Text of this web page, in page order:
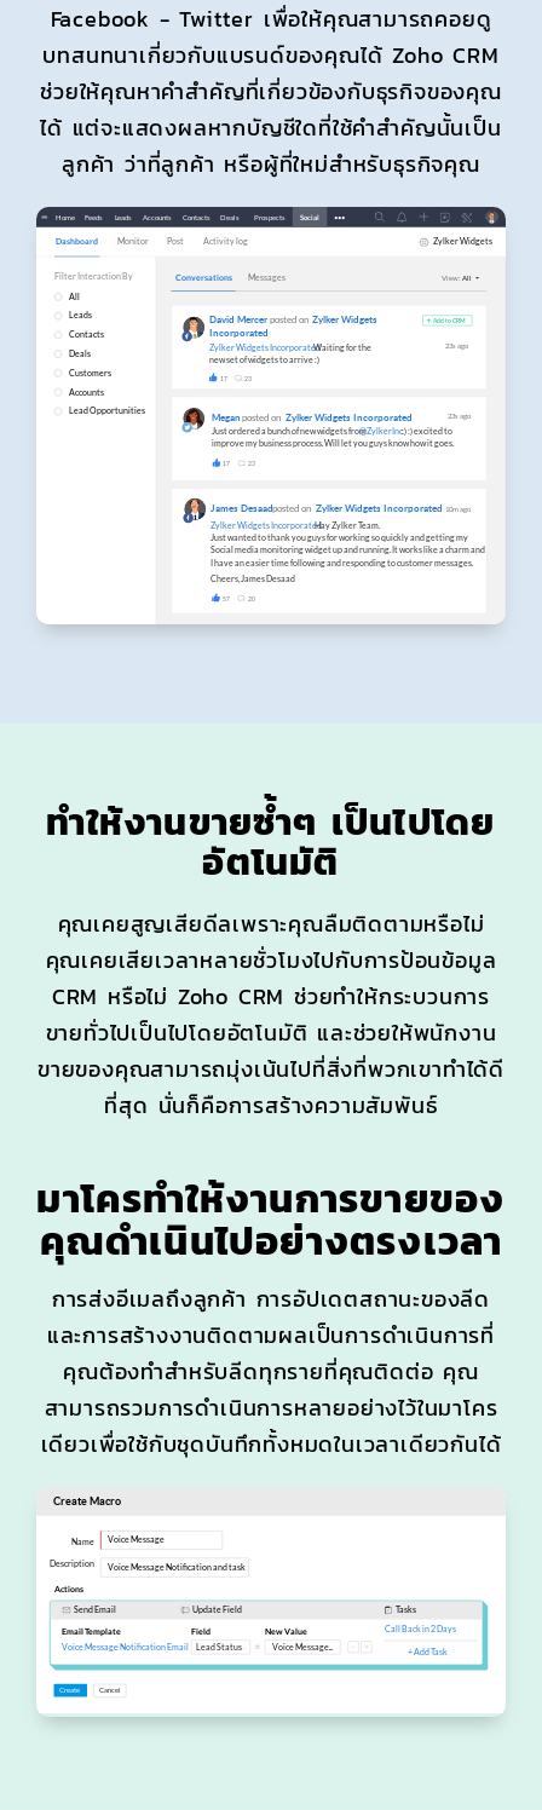
Facebook - Twitter เพื่อให้คุณสามารถคอยดู
บทสนทนาเกี่ยวกับแบรนด์ของคุณได้ Zoho CRM
ช่วยให้คุณหาคำสำคัญที่เกี่ยวข้องกับธุรกิจของคุณ
ได้ แต่จะแสดงผลหากบัญชีใดที่ใช้คำสำคัญนั้นเป็น
ลูกค้า ว่าที่ลูกค้า หรือผู้ที่ใหม่สำหรับธุรกิจคุณ
ทำให้งานขายซ้ำๆ เป็นไปโดย
อัตโนมัติ
คุณเคยสูญเสียดีลเพราะคุณลืมติดตามหรือไม่
คุณเคยเสียเวลาหลายชั่วโมงไปกับการป้อนข้อมูล
CRM หรือไม่ Zoho CRM ช่วยทำให้กระบวนการ
ขายทั่วไปเป็นไปโดยอัตโนมัติ และช่วยให้พนักงาน
ขายของคุณสามารถมุ่งเน้นไปที่สิ่งที่พวกเขาทำได้ดี
ที่สุด นั่นก็คือการสร้างความสัมพันธ์
มาโครทำให้งานการขายของ
คุณดำเนินไปอย่างตรงเวลา
การส่งอีเมลถึงลูกค้า การอัปเดตสถานะของลีด
และการสร้างงานติดตามผลเป็นการดำเนินการที่
คุณต้องทำสำหรับลีดทุกรายที่คุณติดต่อ คุณ
สามารถรวมการดำเนินการหลายอย่างไว้ในมาโคร
เดียวเพื่อใช้กับชุดบันทึกทั้งหมดในเวลาเดียวกันได้